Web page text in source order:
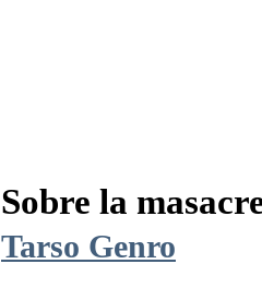
Sobre la
Tarso Genro